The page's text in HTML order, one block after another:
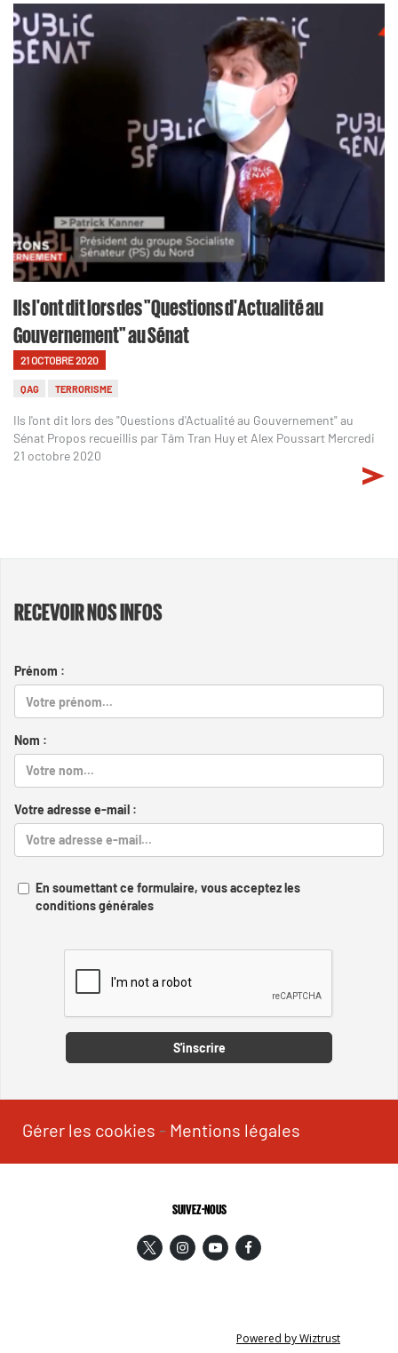
Ils l'ont dit lors des "Questions d'Actualité au
Gouvernement" au Sénat
21 OCTOBRE 2020
QAG TERRORISME
Ils l'ont dit lors des "Questions d'Actualité au Gouvernement" au
Sénat Propos recueillis par Tâm Tran Huy et Alex Poussart Mercredi
21 octobre 2020
RECEVOIR NOS INFOS
Prénom :
Nom :
Votre adresse e-mail :
En soumettant ce formulaire, vous acceptez les
conditions générales
S'inscrire
Gérer les cookies - Mentions légales
SUIVEZ-NOUS
Powered by Wiztrust